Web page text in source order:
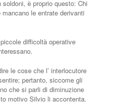
è proprio questo: Chi
le entrate derivanti
difficoltà operative
le cose che l’ interlocutore
pertanto, siccome gli
che si parli di diminuzione
motivo Silvio li accontenta.